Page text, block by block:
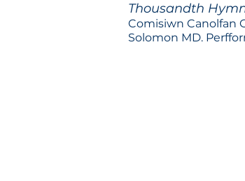
Thousandth
Comisiwn Canolfan
Solomon MD.